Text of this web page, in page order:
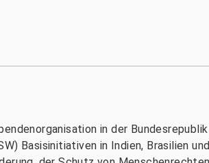
in der Bundesrepublik
Basisinitiativen in Indien, Brasilien und